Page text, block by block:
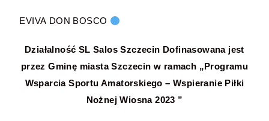
EVIVA DON BOSCO
Działalność SL Salos Szczecin Dofinasowana jest
przez Gminę miasta Szczecin w ramach „Programu
Wsparcia Sportu Amatorskiego – Wspieranie Piłki
Nożnej Wiosna 2023 ”